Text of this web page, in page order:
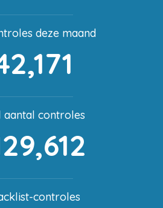
deze maand
aantal controles
controles